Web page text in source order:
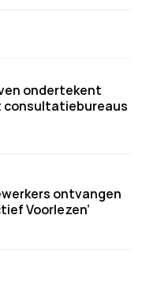
ondertekent
consultatiebureaus
ontvangen
Voorlezen’